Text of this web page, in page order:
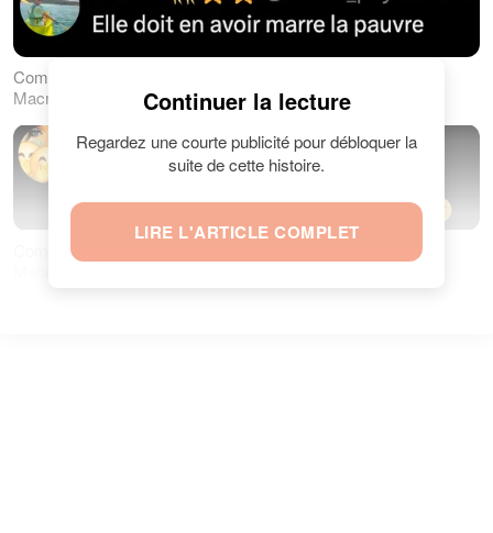
Commentaire d'internaute sur la vidéo virale d'Emmanuel
Macron et son épouse. | Source : Capture X
Commentaire d'internaute sur la vidéo virale d'Emmanuel
Continuer la lecture
Regardez une courte publicité pour débloquer la
suite de cette histoire.
LIRE L'ARTICLE COMPLET